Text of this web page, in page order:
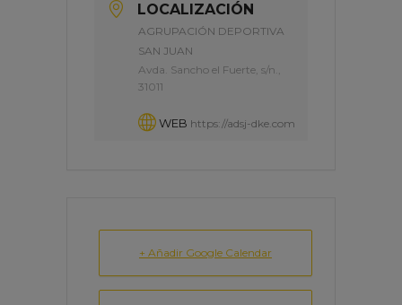
LOCALIZACIÓN
AGRUPACIÓN DEPORTIVA
SAN JUAN
Avda. Sancho el Fuerte, s/n.,
31011
WEB https://adsj-dke.com
+ Añadir Google Calendar